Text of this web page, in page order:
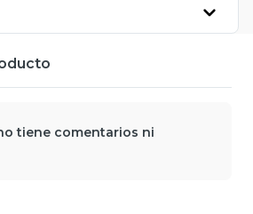
tiene comentarios ni